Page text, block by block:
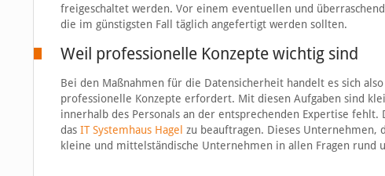
freigeschaltet werden. Vor einem eventuellen und
die im günstigsten Fall täglich angefertigt werden sollten.
Weil professionelle Konzepte wichtig sind
Bei den Maßnahmen für die Datensicherheit handelt es sich
professionelle Konzepte erfordert. Mit diesen Aufgaben sind
innerhalb des Personals an der entsprechenden Expertise
das IT Systemhaus Hagel zu beauftragen. Dieses Unternehmen,
kleine und mittelständische Unternehmen in allen Fragen rund